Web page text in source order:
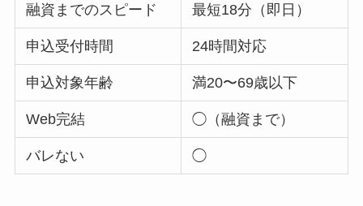
融資までのスピード 最短18分（即日）
申込受付時間 24時間対応
申込対象年齢 満20〜69歳以下
Web完結 ◯（融資まで）
バレない ◯